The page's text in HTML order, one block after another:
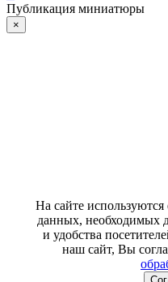
Публикация миниатюры
×
На сайте
данных, необходимых
и удобства
наш сайт, Вы